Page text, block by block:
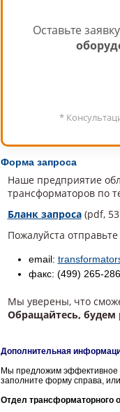
Оставьте
*
Форма запроса
Наше предприятие
трансформаторов по
Бланк запроса(pdf,
Пожалуйста
email:
факс: (499) 265-
Мы уверены, что
Обращайтесь, будем
Дополнительная
Мы предложим эффективное
заполните форму справа,
Отдел трансформаторного